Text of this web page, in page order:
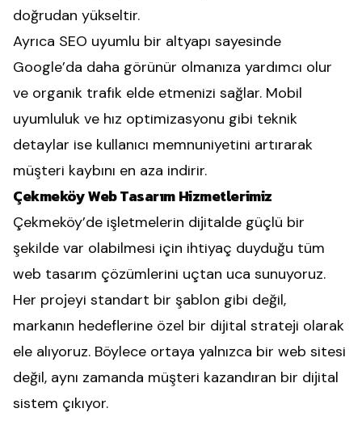
doğrudan yükseltir.
Ayrıca SEO uyumlu bir altyapı sayesinde
Google’da daha görünür olmanıza yardımcı olur
ve organik trafik elde etmenizi sağlar. Mobil
uyumluluk ve hız optimizasyonu gibi teknik
detaylar ise kullanıcı memnuniyetini artırarak
müşteri kaybını en aza indirir.
Çekmeköy Web Tasarım Hizmetlerimiz
Çekmeköy’de işletmelerin dijitalde güçlü bir
şekilde var olabilmesi için ihtiyaç duyduğu tüm
web tasarım çözümlerini uçtan uca sunuyoruz.
Her projeyi standart bir şablon gibi değil,
markanın hedeflerine özel bir dijital strateji olarak
ele alıyoruz. Böylece ortaya yalnızca bir web sitesi
değil, aynı zamanda müşteri kazandıran bir dijital
sistem çıkıyor.